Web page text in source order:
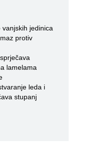
jedinica
protiv
lamelama
leda i
stupanj